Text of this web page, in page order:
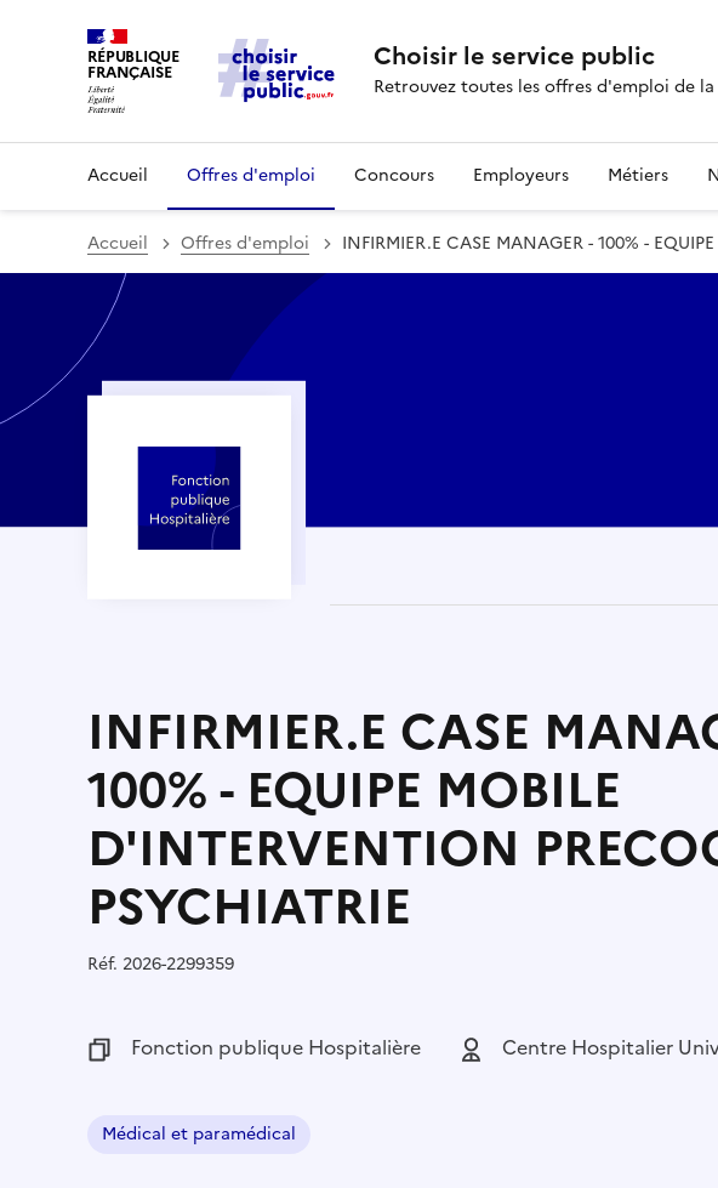
RÉPUBLIQUE
FRANÇAISE Choisir le service public
Retrouvez toutes les offres d'emploi de
Accueil Offres d'emploi Concours Employeurs Métiers
Accueil Offres d'emploi INFIRMIER.E CASE MANAGER - 100% -
INFIRMIER.E CASE
100% - EQUIPE MOBILE
D'INTERVENTION
PSYCHIATRIE
Réf. Référence :
2026-2299359
Fonction publique :
Fonction publique Hospitalière Employeur :
Centre Hospitalier
Médical et paramédical